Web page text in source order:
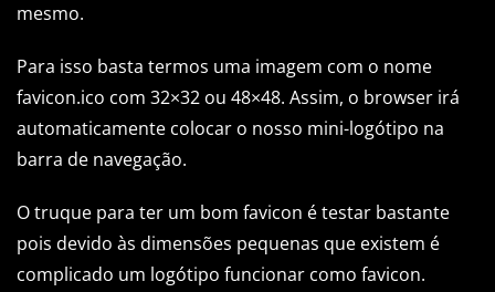
mesmo.
Para isso basta termos uma imagem com o nome
favicon.ico com 32×32 ou 48×48. Assim, o browser irá
automaticamente colocar o nosso mini-logótipo na
barra de navegação.
O truque para ter um bom favicon é testar bastante
pois devido às dimensões pequenas que existem é
complicado um logótipo funcionar como favicon.